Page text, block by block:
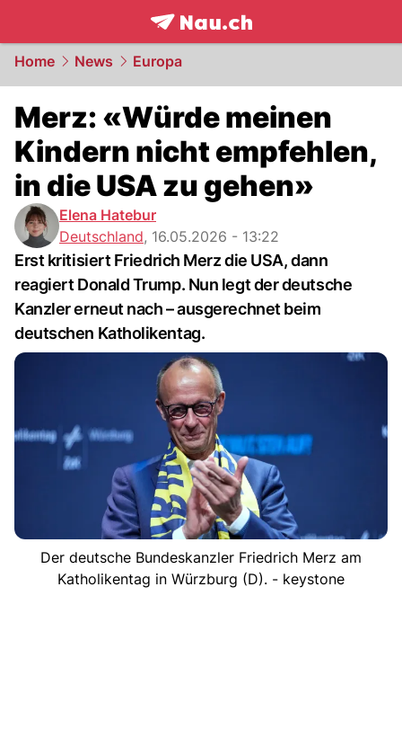
frontpage.NAU.ch
Home News Europa
Merz: «Würde meinen
Kindern nicht empfehlen,
in die USA zu gehen»
Elena Hatebur
Deutschland, 16.05.2026 - 13:22
Erst kritisiert Friedrich Merz die USA, dann
reagiert Donald Trump. Nun legt der deutsche
Kanzler erneut nach – ausgerechnet beim
deutschen Katholikentag.
Der deutsche Bundeskanzler Friedrich Merz am
Katholikentag in Würzburg (D). - keystone